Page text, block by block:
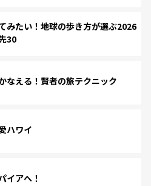
みたい！地球の歩き方が選ぶ2026
30
なえる！賢者の旅テクニック
ハワイ
イアへ！